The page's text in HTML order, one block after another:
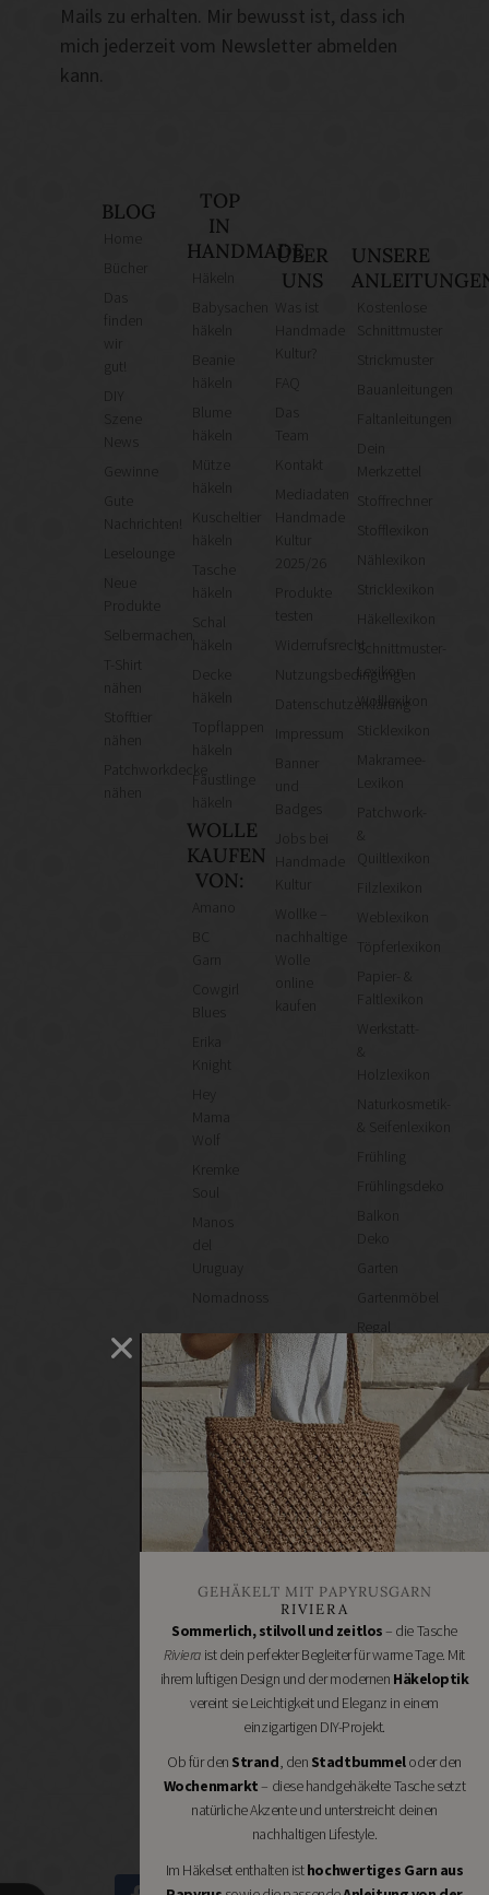
Mails zu erhalten. Mir bewusst ist, dass ich
mich jederzeit vom Newsletter abmelden
kann.
BLOG
finden
gut!
News
Gute
Nachrichten!
Leselounge
Neue
Produkte
Selbermachen
T-Shirt
Stofftier
Patchworkdecke
TOP
IN
HANDMADE
häkeln
häkeln
Mütze
häkeln
Kuscheltier
Tasche
häkeln
häkeln
Topflappen
häkeln
Fäustlinge
häkeln
WOLLE
KAUFEN
VON:
Cowgirl
Knight
Mama
Wolf
Kremke
Manos
Uruguay
Nomadnoss
ÜBER
UNS
Was ist
Kultur?
Das
Team
Kontakt
Mediadaten
Kultur
2025/26
Produkte
testen
Widerrufsrecht
Nutzungsbedingungen
Datenschutzerklärung
Kultur
Wollke –
nachhaltige
kaufen
UNSERE
Kostenlose
Schnittmuster
Strickmuster
Bauanleitungen
Faltanleitungen
Merkzettel
Stoffrechner
Stofflexikon
Nählexikon
Stricklexikon
Häkellexikon
Schnittmuster-
Lexikon
Wolllexikon
Sticklexikon
Makramee-
Lexikon
Patchwork-
&
Quiltlexikon
Filzlexikon
Weblexikon
Töpferlexikon
Papier- &
Faltlexikon
Werkstatt-
&
Holzlexikon
Naturkosmetik-
& Seifenlexikon
Frühling
Frühlingsdeko
Deko
Garten
Gartenmöbel
Regal
selber
machen
Heimwerken
Renovieren
DIY
GESCHÄFTE
Bastelbedarf
Stoffgeschäfte
Handgemachtes
Schneidereibedarf
Handarbeitszubehör
DIY
Online
Shops
Schmuckzubehör
Nähmaschinen
GEHÄKELT MIT PAPYRUSGARN
RIVIERA
Sommerlich, stilvoll und zeitlos– die Tasche
Rivieraist dein perfekter Begleiter für warme Tage. Mit
ihrem luftigen Design und der modernen Häkeloptik
vereint sie Leichtigkeit und Eleganz in einem
einzigartigen DIY-Projekt.
Ob für den Strand, den Stadtbummeloder den
Wochenmarkt– diese handgehäkelte Tasche setzt
natürliche Akzente und unterstreicht deinen
nachhaltigen Lifestyle.
Im Häkelset enthalten isthochwertiges Garn aus